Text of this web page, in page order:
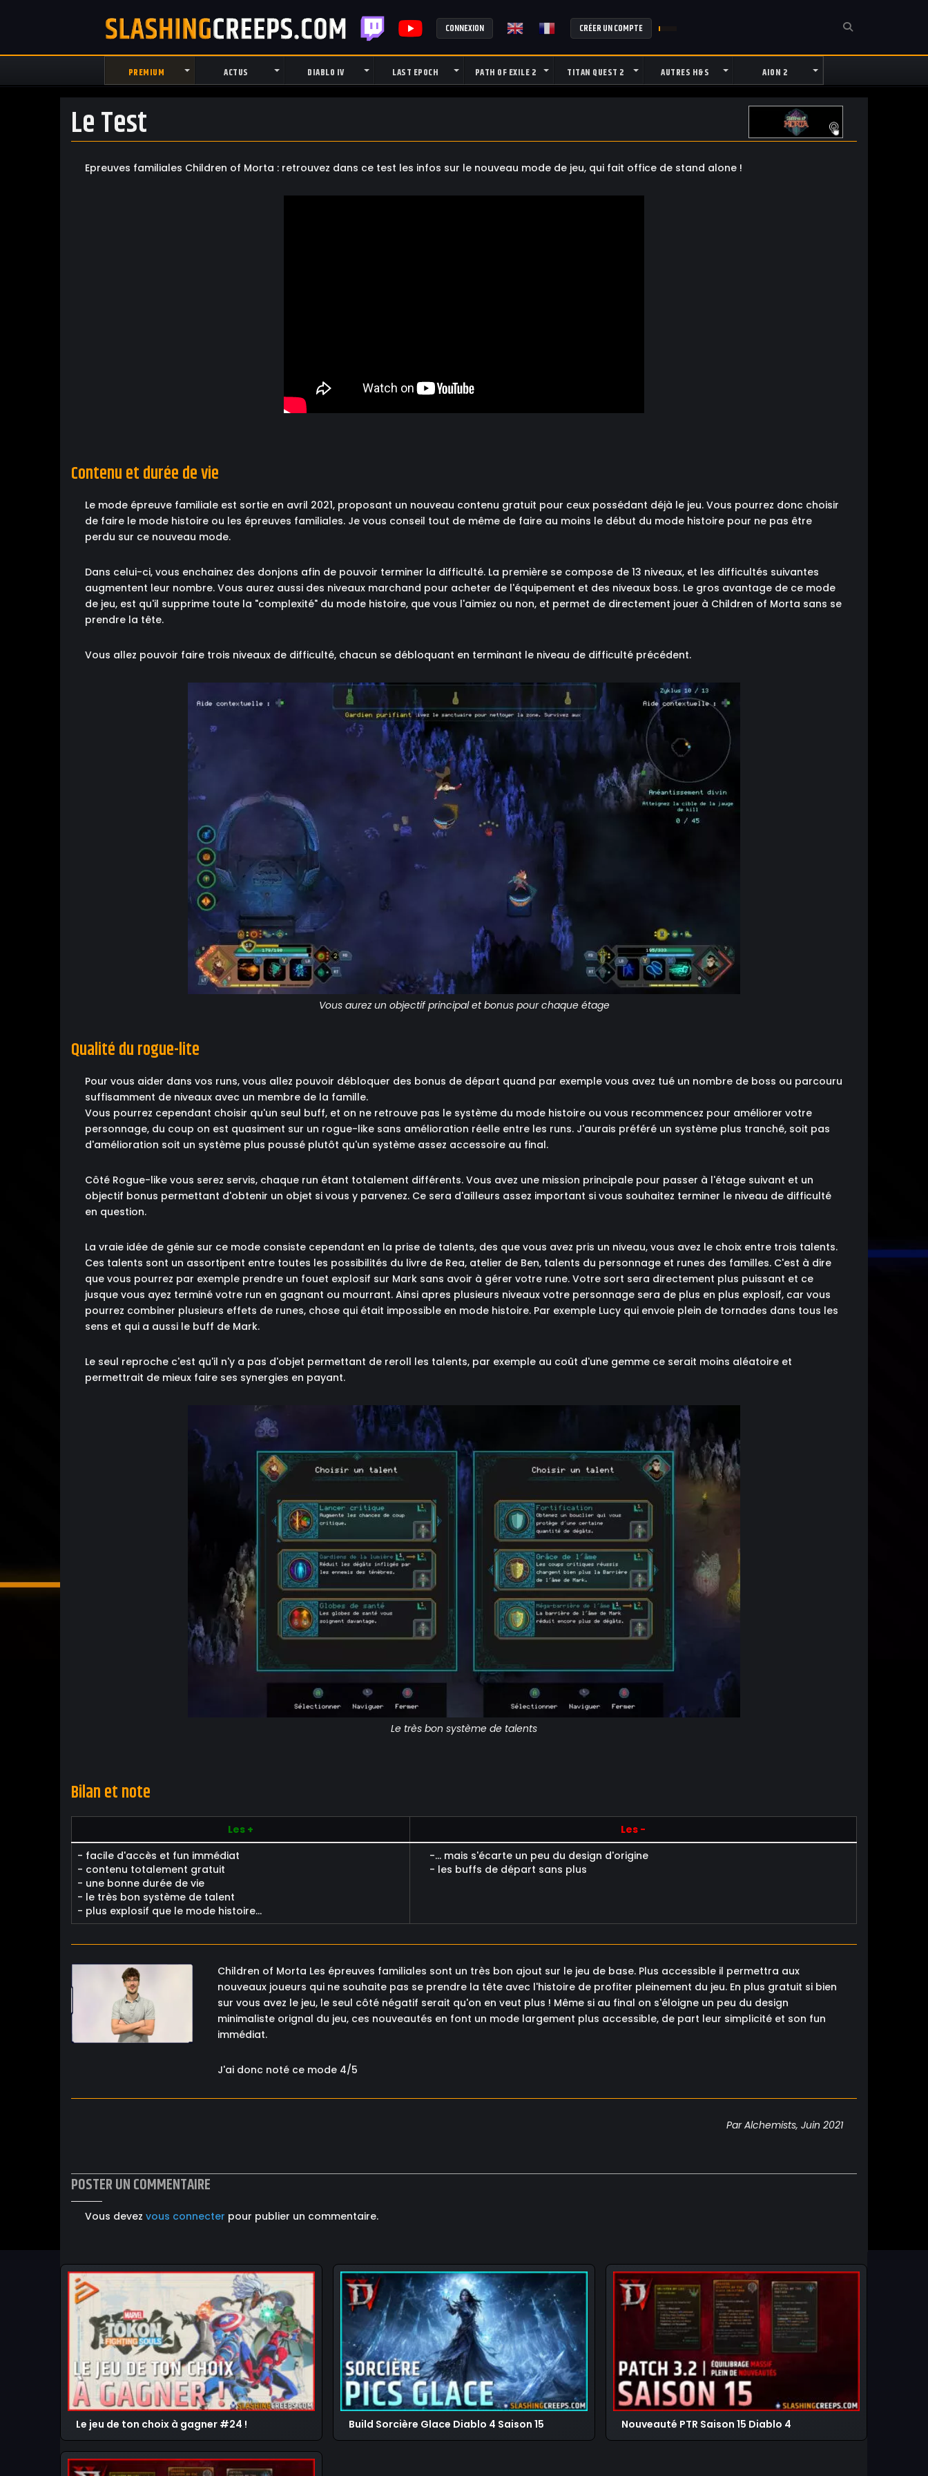
CONNEXION CRÉER UN COMPTE
PREMIUM ACTUS DIABLO IV LAST EPOCH PATH OF EXILE 2 TITAN QUEST 2 AUTRES H&S AION 2
Le Test
Epreuves familiales Children of Morta : retrouvez dans ce test les infos sur le nouveau mode de jeu, qui fait office de stand alone !
Contenu et durée de vie
Le mode épreuve familiale est sortie en avril 2021, proposant un nouveau contenu gratuit pour ceux possédant déjà le jeu. Vous pourrez donc choisir
de faire le mode histoire ou les épreuves familiales. Je vous conseil tout de même de faire au moins le début du mode histoire pour ne pas être
perdu sur ce nouveau mode.
Dans celui-ci, vous enchainez des donjons afin de pouvoir terminer la difficulté. La première se compose de 13 niveaux, et les difficultés suivantes
augmentent leur nombre. Vous aurez aussi des niveaux marchand pour acheter de l'équipement et des niveaux boss. Le gros avantage de ce mode
de jeu, est qu'il supprime toute la "complexité" du mode histoire, que vous l'aimiez ou non, et permet de directement jouer à Children of Morta sans se
prendre la tête.
Vous allez pouvoir faire trois niveaux de difficulté, chacun se débloquant en terminant le niveau de difficulté précédent.
Vous aurez un objectif principal et bonus pour chaque étage
Qualité du rogue-lite
Pour vous aider dans vos runs, vous allez pouvoir débloquer des bonus de départ quand par exemple vous avez tué un nombre de boss ou parcouru
suffisamment de niveaux avec un membre de la famille.
Vous pourrez cependant choisir qu'un seul buff, et on ne retrouve pas le système du mode histoire ou vous recommencez pour améliorer votre
personnage, du coup on est quasiment sur un rogue-like sans amélioration réelle entre les runs. J'aurais préféré un système plus tranché, soit pas
d'amélioration soit un système plus poussé plutôt qu'un système assez accessoire au final.
Côté Rogue-like vous serez servis, chaque run étant totalement différents. Vous avez une mission principale pour passer à l'étage suivant et un
objectif bonus permettant d'obtenir un objet si vous y parvenez. Ce sera d'ailleurs assez important si vous souhaitez terminer le niveau de difficulté
en question.
La vraie idée de génie sur ce mode consiste cependant en la prise de talents, des que vous avez pris un niveau, vous avez le choix entre trois talents.
Ces talents sont un assortipent entre toutes les possibilités du livre de Rea, atelier de Ben, talents du personnage et runes des familles. C'est à dire
que vous pourrez par exemple prendre un fouet explosif sur Mark sans avoir à gérer votre rune. Votre sort sera directement plus puissant et ce
jusque vous ayez terminé votre run en gagnant ou mourrant. Ainsi apres plusieurs niveaux votre personnage sera de plus en plus explosif, car vous
pourrez combiner plusieurs effets de runes, chose qui était impossible en mode histoire. Par exemple Lucy qui envoie plein de tornades dans tous les
sens et qui a aussi le buff de Mark.
Le seul reproche c'est qu'il n'y a pas d'objet permettant de reroll les talents, par exemple au coût d'une gemme ce serait moins aléatoire et
permettrait de mieux faire ses synergies en payant.
Le très bon système de talents
Bilan et note
Les +
Les -
- facile d'accès et fun immédiat
- contenu totalement gratuit
- une bonne durée de vie
- le très bon système de talent
- plus explosif que le mode histoire...
-... mais s'écarte un peu du design d'origine
- les buffs de départ sans plus
Children of Morta Les épreuves familiales sont un très bon ajout sur le jeu de base. Plus accessible il permettra aux
nouveaux joueurs qui ne souhaite pas se prendre la tête avec l'histoire de profiter pleinement du jeu. En plus gratuit si bien
sur vous avez le jeu, le seul côté négatif serait qu'on en veut plus ! Même si au final on s'éloigne un peu du design
minimaliste orignal du jeu, ces nouveautés en font un mode largement plus accessible, de part leur simplicité et son fun
immédiat.
J'ai donc noté ce mode 4/5
Par Alchemists, Juin 2021
POSTER UN COMMENTAIRE
Vous devez vous connecter pour publier un commentaire.
Le jeu de ton choix à gagner #24 ! Build Sorcière Glace Diablo 4 Saison 15 Nouveauté PTR Saison 15 Diablo 4